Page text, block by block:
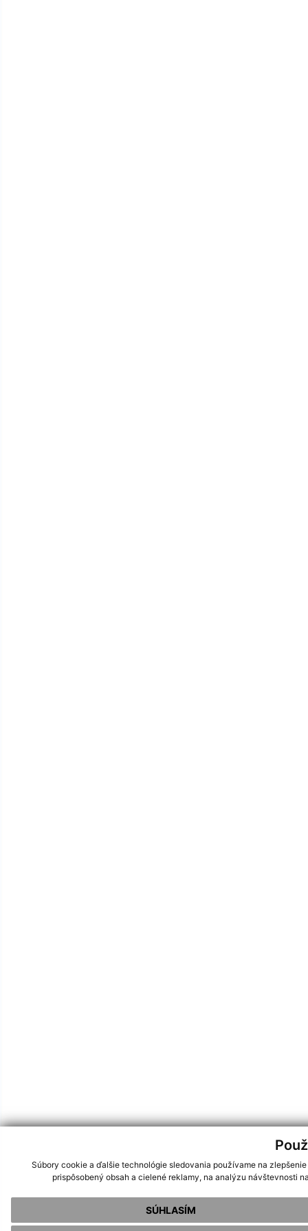
Súbory cookie a ďalšie technológie sledovania používame na
prispôsobený obsah a cielené reklamy, na analýzu návštevnosti
SÚHLASÍM